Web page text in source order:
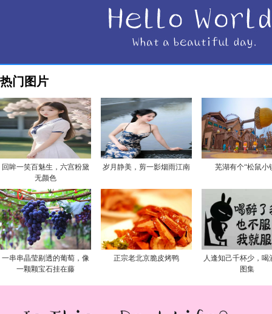
热门图片
回眸一笑百魅生，六宫粉黛
无颜色
岁月静美，剪一影烟雨江南 芜湖有个“松鼠小
一串串晶莹剔透的葡萄，像
一颗颗宝石挂在藤
正宗老北京脆皮烤鸭
人逢知己千杯少，喝
图集